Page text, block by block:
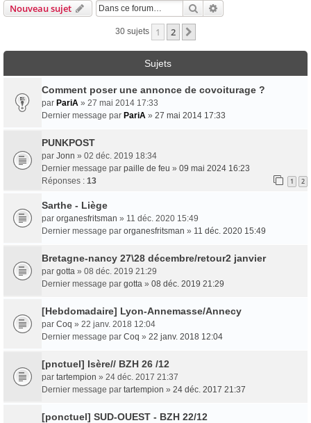
Nouveau sujet Rechercher
30 sujets 1 2
Sujets
Comment poser une annonce de covoiturage ?
par PariA » 27 mai 2014 17:33
Dernier message par PariA » 27 mai 2014 17:33
PUNKPOST
par Jonn » 02 déc. 2019 18:34
Dernier message par paille de feu » 09 mai 2024 16:23
Réponses : 13 1 2
Sarthe - Liège
par organesfritsman » 11 déc. 2020 15:49
Dernier message par organesfritsman » 11 déc. 2020 15:49
Bretagne-nancy 27\28 décembre/retour2 janvier
par gotta » 08 déc. 2019 21:29
Dernier message par gotta » 08 déc. 2019 21:29
[Hebdomadaire] Lyon-Annemasse/Annecy
par Coq » 22 janv. 2018 12:04
Dernier message par Coq » 22 janv. 2018 12:04
[pnctuel] Isère// BZH 26 /12
par tartempion » 24 déc. 2017 21:37
Dernier message par tartempion » 24 déc. 2017 21:37
[ponctuel] SUD-OUEST - BZH 22/12